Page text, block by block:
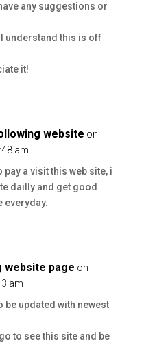
any suggestions or
understand this is off
it!
website on
am
pay a visit this web site, i
dailly and get good
website page on
am
be updated with newest
to see this site and be